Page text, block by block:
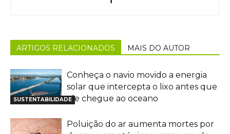
ARTIGOS RELACIONADOS MAIS DO AUTOR
SUSTENTABILIDADE
Conheça o navio movido a energia
solar que intercepta o lixo antes que
ele chegue ao oceano
Poluição do ar aumenta mortes por